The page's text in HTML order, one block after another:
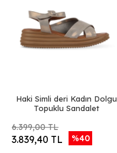
Haki Simli deri Kadın Dolgu
Topuklu Sandalet
6.399,00 TL
3.839,40 TL %40